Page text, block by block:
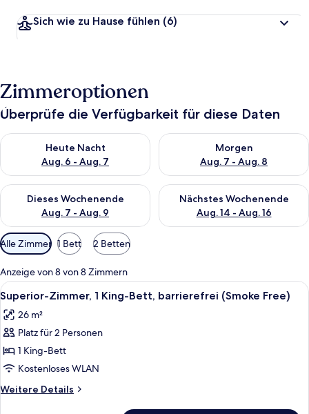
Sich wie zu Hause fühlen (6)
Zimmeroptionen
Überprüfe die Verfügbarkeit für diese Daten
Heute Nacht
Aug. 6 - Aug. 7
Überprüfe die Verfügbarkeit für heute Nacht, Aug. 6 - Aug. 7.
Morgen
Aug. 7 - Aug. 8
Überprüfe die Verfügbarkeit
Dieses Wochenende
Aug. 7 - Aug. 9
Überprüfe die Verfügbarkeit für dieses Wochenende, Aug. 7
Nächstes Wochenende
Aug. 14 - Aug. 16
Überprüfe die Verfügbarkeit
Verfügbare
Filter
für
Zimmer
Alle Zimmer 1 Bett 2 Betten
Anzeige von 8 von 8 Zimmern
Alle
Fotos
für
Superior-
Zimmer,
1 King-
Bett,
barrierefrei
Ein Hotelzimmer mit Bett,
9
Superior-Zimmer, 1 King-Bett, barrierefrei (Smoke Free)
26 m²
Platz für 2 Personen
1 King-Bett
Kostenloses WLAN
Weitere Details
Weitere